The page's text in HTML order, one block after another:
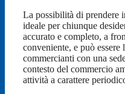
La possibilità di prendere
ideale per chiunque
accurato e completo, a
conveniente, e può
commercianti con una
contesto del commercio
attività a carattere